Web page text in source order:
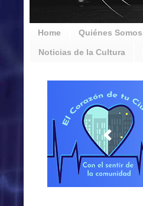
Home Quiénes Somos
Noticias de la Cultura